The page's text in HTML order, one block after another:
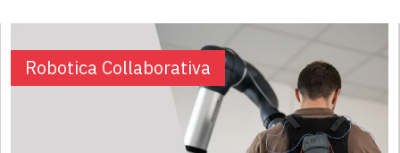
Robotica Collaborativa